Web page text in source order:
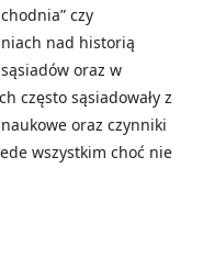
czy
nad historią
oraz w
często sąsiadowały z
oraz czynniki
wszystkim choć nie